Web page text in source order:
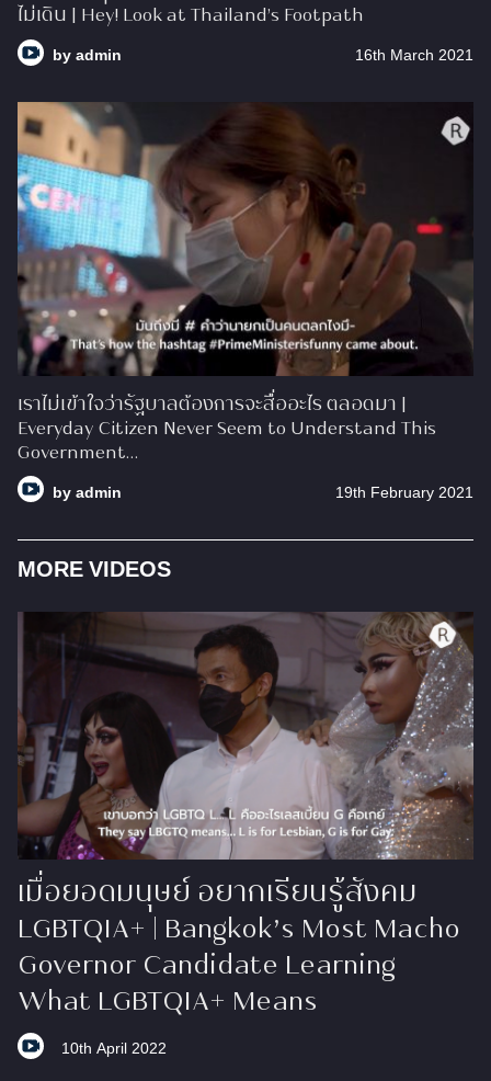
ไม่เดิน | Hey! Look at Thailand’s Footpath
byadmin 16th March 2021
เราไม่เข้าใจว่ารัฐบาลต้องการจะสื่ออะไร ตลอดมา |
Everyday Citizen Never Seem to Understand This
Government…
byadmin 19th February 2021
MORE VIDEOS
เมื่อยอดมนุษย์ อยากเรียนรู้สังคม
LGBTQIA+ | Bangkok’s Most Macho
Governor Candidate Learning
What LGBTQIA+ Means
10th April 2022